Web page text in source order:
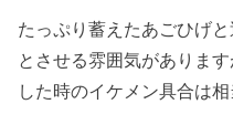
たっぷり蓄えたあごひげ
とさせる雰囲気がありま
した時のイケメン具合は